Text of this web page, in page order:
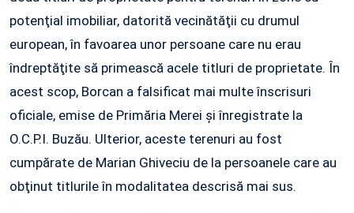
potenţial imobiliar, datorită vecinătăţii cu drumul
european, în favoarea unor persoane care nu erau
îndreptăţite să primească acele titluri de proprietate. În
acest scop, Borcan a falsificat mai multe înscrisuri
oficiale, emise de Primăria Merei şi înregistrate la
O.C.P.I. Buzău. Ulterior, aceste terenuri au fost
cumpărate de Marian Ghiveciu de la persoanele care au
obţinut titlurile în modalitatea descrisă mai sus.